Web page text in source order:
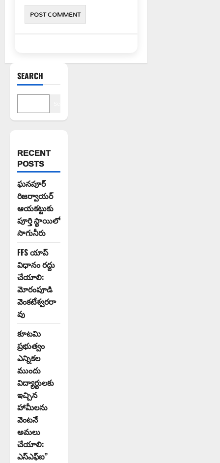
SEARCH
RECENT
POSTS
ఘనపూర్
రిజర్వాయర్
ఆయకట్టుకు
పూర్తి స్థాయిలో
సాగునీరు
FFS యాప్
విధానం రద్దు
చేయాలి:
మోరంపూడి
వెంకటేశ్వరరా
వు
కూటమి
ప్రభుత్వం
ఎన్నికల
ముందు
విద్యార్థులకు
ఇచ్చిన
హామీలను
వెంటనే
అమలు
చేయాలి:
ఎస్ఎఫ్ఐ”